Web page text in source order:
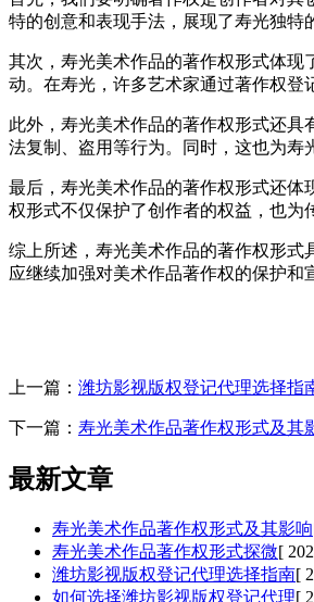
特的创意和表现手法，展现了寿光独特
其次，寿光美术作品的著作权形式体
动。在寿光，许多艺术家通过著作权登
此外，寿光美术作品的著作权形式还
法复制、盗用等行为。同时，这也为寿
最后，寿光美术作品的著作权形式还
权形式不仅保护了创作者的权益，也为
综上所述，寿光美术作品的著作权形式
应继续加强对美术作品著作权的保护和
上一篇： 潍坊影视版权登记代理选择指
下一篇： 寿光美术作品著作权形式及其
最新文章
寿光美术作品著作权形式及其影响
寿光美术作品著作权形式探微[
潍坊影视版权登记代理选择指南[
如何选择潍坊影视版权登记代理[